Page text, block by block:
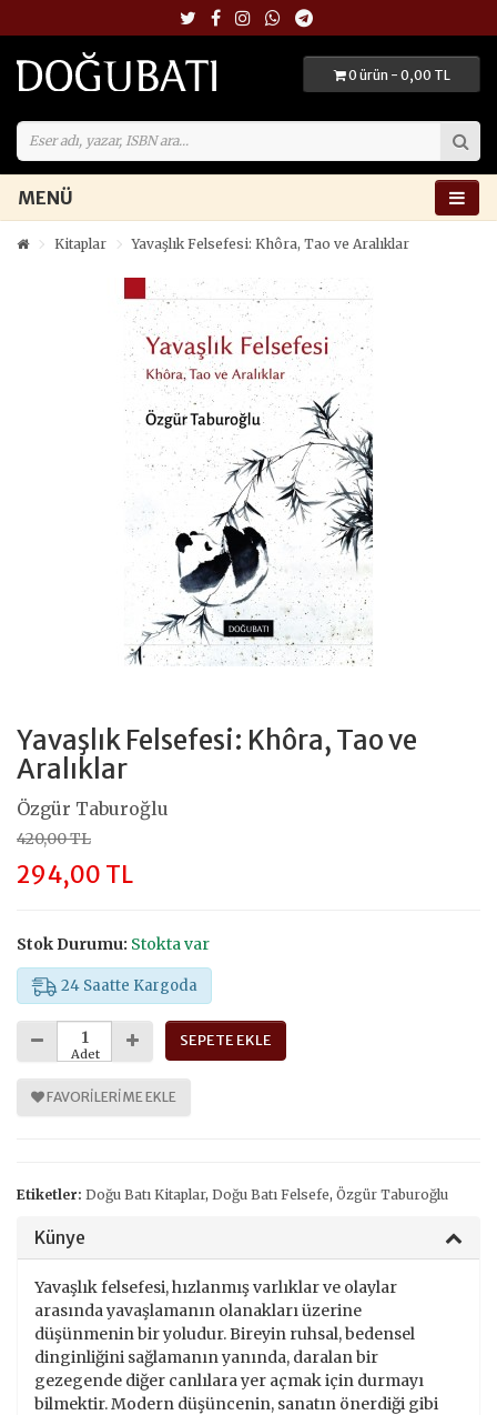
0 ürün - 0,00 TL
MENÜ
Kitaplar Yavaşlık Felsefesi: Khôra, Tao ve Aralıklar
Yavaşlık Felsefesi: Khôra, Tao ve
Aralıklar
Özgür Taburoğlu
420,00 TL
294,00 TL
Stok Durumu: Stokta var
24 Saatte Kargoda
Adet
SEPETE EKLE
FAVORILERIME EKLE
Etiketler: Doğu Batı Kitaplar, Doğu Batı Felsefe, Özgür Taburoğlu
Künye
Yavaşlık felsefesi, hızlanmış varlıklar ve olaylar
arasında yavaşlamanın olanakları üzerine
düşünmenin bir yoludur. Bireyin ruhsal, bedensel
dinginliğini sağlamanın yanında, daralan bir
gezegende diğer canlılara yer açmak için durmayı
bilmektir. Modern düşüncenin, sanatın önerdiği gibi